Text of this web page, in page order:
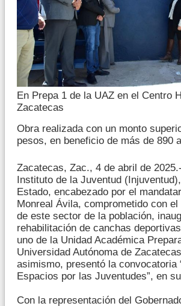
En Prepa 1 de la UAZ en el Centro
Zacatecas
Obra realizada con un monto
pesos, en beneficio de más de 890
Zacatecas, Zac., 4 de abril de
Instituto de la Juventud
Estado, encabezado por el
Monreal Ávila, comprometido con
de este sector de la población,
rehabilitación de canchas
uno de la Unidad Académica
Universidad Autónoma de
asimismo, presentó la convocatoria
Espacios por las Juventudes”, en
Con la representación del